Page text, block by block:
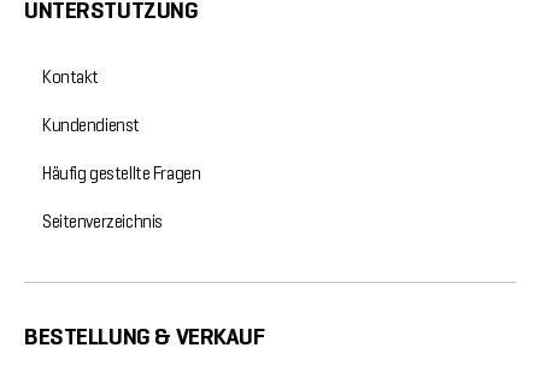
UNTERSTÜTZUNG
Kontakt
Kundendienst
Häufig gestellte Fragen
Seitenverzeichnis
BESTELLUNG & VERKAUF